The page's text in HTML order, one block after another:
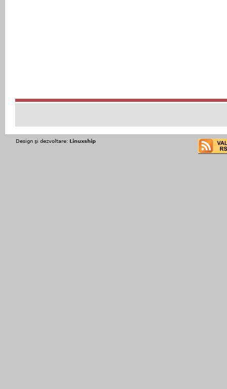
Design şi dezvoltare: Linuxship